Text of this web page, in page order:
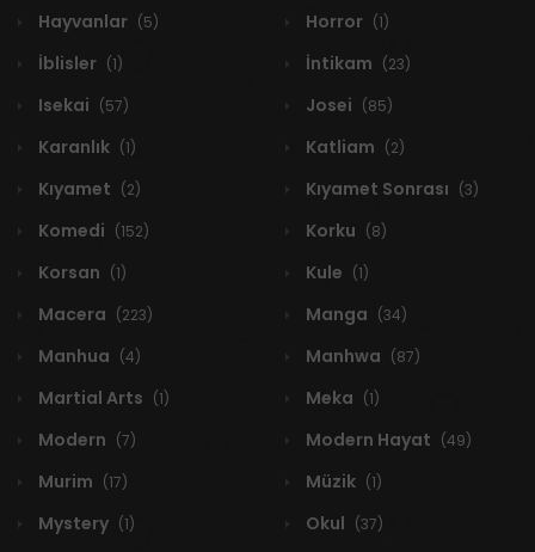
Hayvanlar (5) Horror (1)
İblisler (1) İntikam (23)
Isekai (57) Josei (85)
Karanlık (1) Katliam (2)
Kıyamet (2) Kıyamet Sonrası (3)
Komedi (152) Korku (8)
Korsan (1) Kule (1)
Macera (223) Manga (34)
Manhua (4) Manhwa (87)
Martial Arts (1) Meka (1)
Modern (7) Modern Hayat (49)
Murim (17) Müzik (1)
Mystery (1) Okul (37)